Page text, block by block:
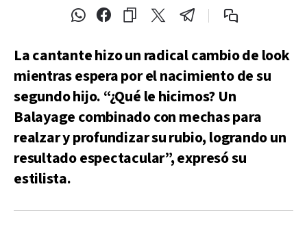
La cantante hizo un radical cambio de look
mientras espera por el nacimiento de su
segundo hijo. “¿Qué le hicimos? Un
Balayage combinado con mechas para
realzar y profundizar su rubio, logrando un
resultado espectacular”, expresó su
estilista.